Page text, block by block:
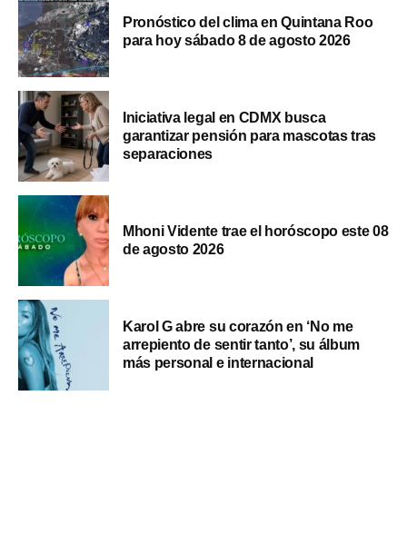
Pronóstico del clima en Quintana Roo
para hoy sábado 8 de agosto 2026
Iniciativa legal en CDMX busca
garantizar pensión para mascotas tras
separaciones
Mhoni Vidente trae el horóscopo este 08
de agosto 2026
Karol G abre su corazón en ‘No me
arrepiento de sentir tanto’, su álbum
más personal e internacional